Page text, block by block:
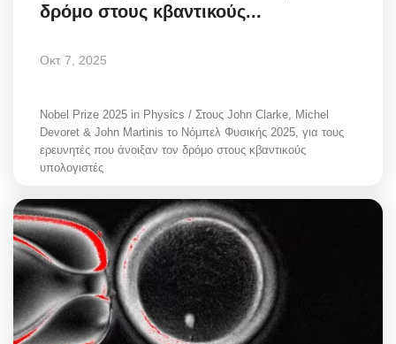
δρόμο στους κβαντικούς...
Οκτ 7, 2025
Nobel Prize 2025 in Physics / Στους John Clarke, Michel
Devoret & John Martinis το Νόμπελ Φυσικής 2025, για τους
ερευνητές που άνοιξαν τον δρόμο στους κβαντικούς
υπολογιστές